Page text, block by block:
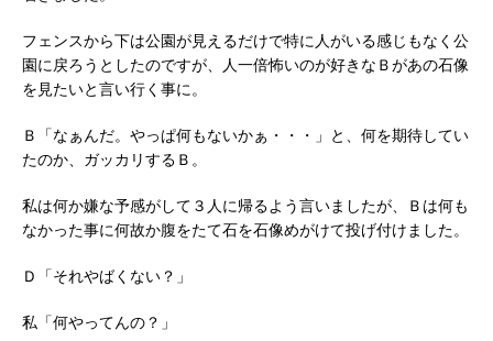
フェンスから下は公園が見えるだけで特に人がいる感じもなく公
園に戻ろうとしたのですが、人一倍怖いのが好きなＢがあの石像
を見たいと言い行く事に。
Ｂ「なぁんだ。やっぱ何もないかぁ・・・」と、何を期待してい
たのか、ガッカリするＢ。
私は何か嫌な予感がして３人に帰るよう言いましたが、Ｂは何も
なかった事に何故か腹をたて石を石像めがけて投げ付けました。
Ｄ「それやばくない？」
私「何やってんの？」